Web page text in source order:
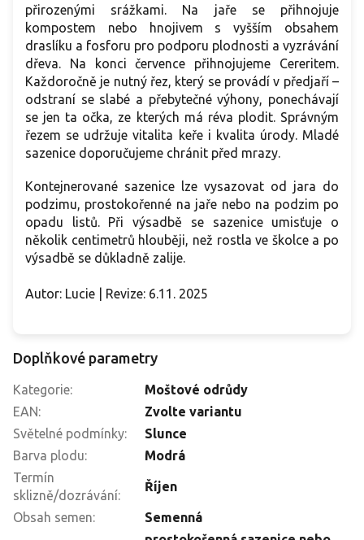
přirozenými srážkami. Na jaře se přihnojuje
kompostem nebo hnojivem s vyšším obsahem
draslíku a fosforu pro podporu plodnosti a vyzrávání
dřeva. Na konci července přihnojujeme Cereritem.
Každoročně je nutný řez, který se provádí v předjaří –
odstraní se slabé a přebytečné výhony, ponechávají
se jen ta očka, ze kterých má réva plodit. Správným
řezem se udržuje vitalita keře i kvalita úrody. Mladé
sazenice doporučujeme chránit před mrazy.
Kontejnerované sazenice lze vysazovat od jara do
podzimu, prostokořenné na jaře nebo na podzim po
opadu listů. Při výsadbě se sazenice umisťuje o
několik centimetrů hlouběji, než rostla ve školce a po
výsadbě se důkladně zalije.
Autor: Lucie | Revize: 6.11. 2025
Doplňkové parametry
Kategorie:
Moštové odrůdy
EAN:
Zvolte variantu
Světelné podmínky:
Slunce
Barva plodu:
Modrá
Termín
sklizně/dozrávání:
Říjen
Obsah semen: Semenná